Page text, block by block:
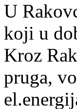
U
koji u
Kroz
pruga,